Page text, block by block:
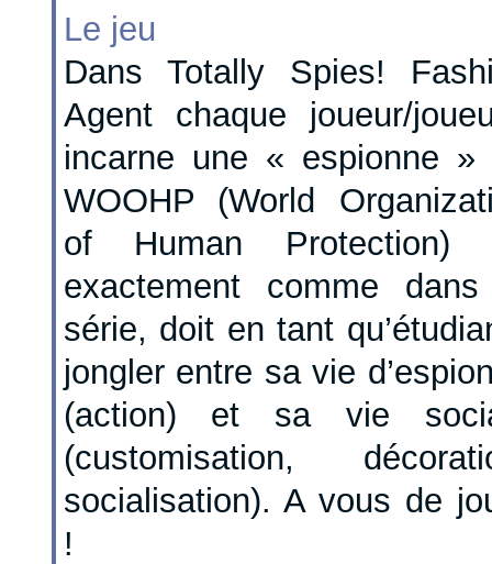
Le jeu
Dans Totally Spies!
Agent chaque joueur/
incarne une « espionne »
WOOHP (World
of Human Protection)
exactement comme
série, doit en tant
jongler entre sa vie
(action) et sa vie
(customisation,
socialisation). A vous de
!